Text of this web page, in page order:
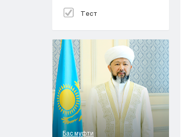
Тест
Бас муфти